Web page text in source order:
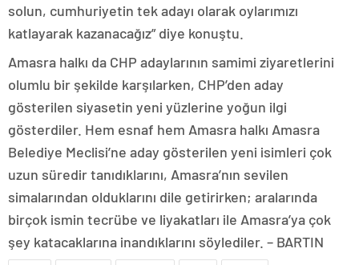
solun, cumhuriyetin tek adayı olarak oylarımızı
katlayarak kazanacağız” diye konuştu.
Amasra halkı da CHP adaylarının samimi ziyaretlerini
olumlu bir şekilde karşılarken, CHP’den aday
gösterilen siyasetin yeni yüzlerine yoğun ilgi
gösterdiler. Hem esnaf hem Amasra halkı Amasra
Belediye Meclisi’ne aday gösterilen yeni isimleri çok
uzun süredir tanıdıklarını, Amasra’nın sevilen
simalarından olduklarını dile getirirken; aralarında
birçok ismin tecrübe ve liyakatları ile Amasra’ya çok
şey katacaklarına inandıklarını söylediler. – BARTIN